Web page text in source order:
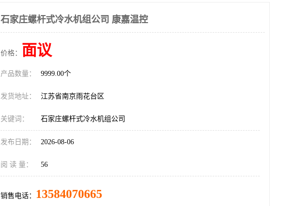
石家庄螺杆式冷水机组公司 康嘉温控
价格： 面议
产品数量： 9999.00个
发货地址： 江苏省南京雨花台区
关键词： 石家庄螺杆式冷水机组公司
发布日期： 2026-08-06
阅 读 量： 56
销售电话： 13584070665